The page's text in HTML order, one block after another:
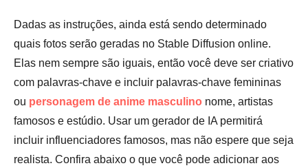
Dadas as instruções, ainda está sendo determinado
quais fotos serão geradas no Stable Diffusion online.
Elas nem sempre são iguais, então você deve ser criativo
com palavras-chave e incluir palavras-chave femininas
ou personagem de anime masculino nome, artistas
famosos e estúdio. Usar um gerador de IA permitirá
incluir influenciadores famosos, mas não espere que seja
realista. Confira abaixo o que você pode adicionar aos